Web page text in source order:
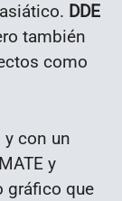
DDE
también
como
y con un
y
gráfico que